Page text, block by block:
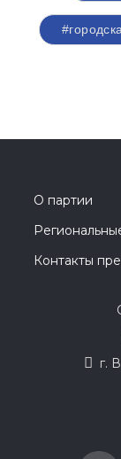
О партии
Контакты
г.